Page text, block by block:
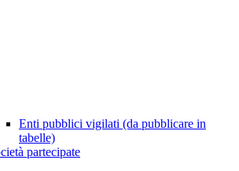
Enti pubblici vigilati (da pubblicare in
tabelle)
partecipate